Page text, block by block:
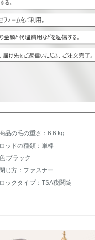
品の毛の重さ：6.6 kg
ロッドの種類：単棒
:ブラック
閉じ方：ファスナー
ロックタイプ：TSA税関錠